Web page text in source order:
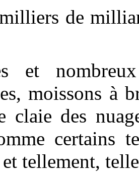
de
et
moissons à
claie des
certains
tellement,